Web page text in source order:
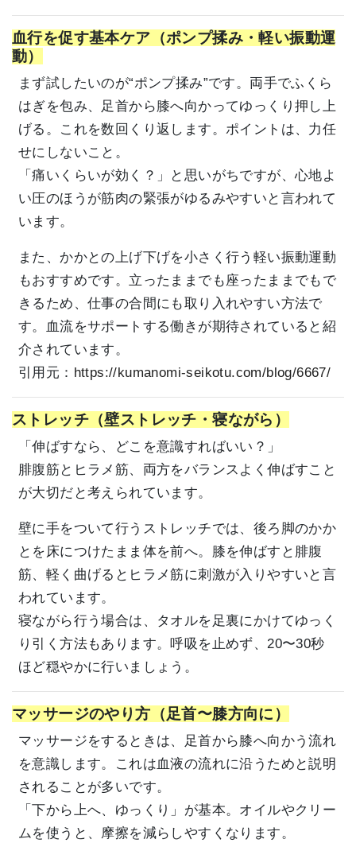
血行を促す基本ケア（ポンプ揉み・軽い振動運
動）
まず試したいのが“ポンプ揉み”です。両手でふくら
はぎを包み、足首から膝へ向かってゆっくり押し上
げる。これを数回くり返します。ポイントは、力任
せにしないこと。
「痛いくらいが効く？」と思いがちですが、心地よ
い圧のほうが筋肉の緊張がゆるみやすいと言われて
います。
また、かかとの上げ下げを小さく行う軽い振動運動
もおすすめです。立ったままでも座ったままでもで
きるため、仕事の合間にも取り入れやすい方法で
す。血流をサポートする働きが期待されていると紹
介されています。
引用元： https://kumanomi-seikotu.com/blog/6667/
ストレッチ（壁ストレッチ・寝ながら）
「伸ばすなら、どこを意識すればいい？」
腓腹筋とヒラメ筋、両方をバランスよく伸ばすこと
が大切だと考えられています。
壁に手をついて行うストレッチでは、後ろ脚のかか
とを床につけたまま体を前へ。膝を伸ばすと腓腹
筋、軽く曲げるとヒラメ筋に刺激が入りやすいと言
われています。
寝ながら行う場合は、タオルを足裏にかけてゆっく
り引く方法もあります。呼吸を止めず、20〜30秒
ほど穏やかに行いましょう。
マッサージのやり方（足首〜膝方向に）
マッサージをするときは、足首から膝へ向かう流れ
を意識します。これは血液の流れに沿うためと説明
されることが多いです。
「下から上へ、ゆっくり」が基本。オイルやクリー
ムを使うと、摩擦を減らしやすくなります。